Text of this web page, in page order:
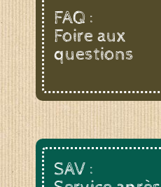
FAQ :
Foire aux
questions
SAV :